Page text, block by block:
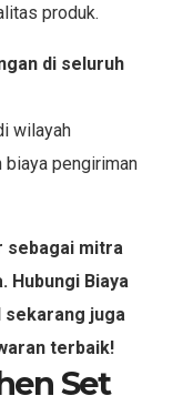
produk.
di seluruh
wilayah
pengiriman
sebagai mitra
Hubungi Biaya
sekarang juga
terbaik!
Set